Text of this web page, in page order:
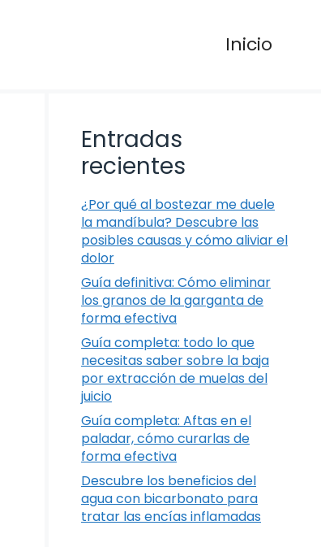
Inicio
Entradas
recientes
¿Por qué al bostezar me duele
la mandíbula? Descubre las
posibles causas y cómo aliviar el
dolor
Guía definitiva: Cómo eliminar
los granos de la garganta de
forma efectiva
Guía completa: todo lo que
necesitas saber sobre la baja
por extracción de muelas del
juicio
Guía completa: Aftas en el
paladar, cómo curarlas de
forma efectiva
Descubre los beneficios del
agua con bicarbonato para
tratar las encías inflamadas